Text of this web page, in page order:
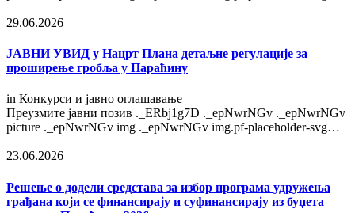
29.06.2026
ЈАВНИ УВИД у Нацрт Плана детаљне регулације за
проширење гробља у Параћину
in Конкурси и јавно оглашавање
Преузмите јавни позив ._ERbj1g7D ._epNwrNGv ._epNwrNGv
picture ._epNwrNGv img ._epNwrNGv img.pf-placeholder-svg…
23.06.2026
Решење o додели средстава за избор програма удружења
грађана који се финансирају и суфинансирају из буџета